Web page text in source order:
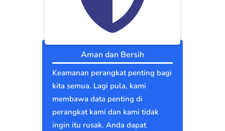
Aman dan Bersih
Keamanan perangkat penting bagi
kita semua. Lagi pula, kami
membawa data penting di
perangkat kami dan kami tidak
ingin itu rusak. Anda dapat